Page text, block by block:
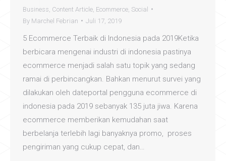
Business Content Article Ecommerce Social
By Marchel Febrian Juli 17, 2019
5 Ecommerce Terbaik di Indonesia pada 2019Ketika
berbicara mengenai industri di indonesia pastinya
ecommerce menjadi salah satu topik yang sedang
ramai di perbincangkan. Bahkan menurut survei yang
dilakukan oleh dateportal pengguna ecommerce di
indonesia pada 2019 sebanyak 135 juta jiwa. Karena
ecommerce memberikan kemudahan saat
berbelanja terlebih lagi banyaknya promo, proses
pengiriman yang cukup cepat, dan…